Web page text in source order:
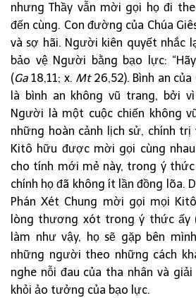
nhưng Thầy vẫn mời gọi họ đi
đến cùng. Con đường của Chúa
và sợ hãi. Người kiên quyết nhắc
bảo vệ Người bằng bạo lực:
(Ga 18,11; x. Mt26,52). Bình an của
là bình an không vũ trang, bởi
Người là một cuộc chiến không
những hoàn cảnh lịch sử, chính trị
Kitô hữu được mời gọi cùng
cho tính mới mẻ này, trong ý
chính họ đã không ít lần đồng lõa.
Phán Xét Chung mời gọi mọi
lòng thương xót trong ý thức ấy
làm như vậy, họ sẽ gặp bên
những người theo những cách
nghe nỗi đau của tha nhân và
khỏi ảo tưởng của bạo lực.